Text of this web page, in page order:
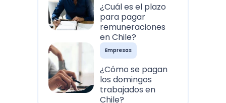
¿Cuál es el plazo
para pagar
remuneraciones
en Chile?
Empresas
¿Cómo se pagan
los domingos
trabajados en
Chile?